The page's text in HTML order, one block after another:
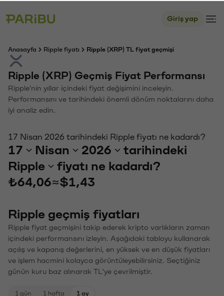
Giriş yap
Anasayfa Ripple fiyatı Ripple (XRP) TL fiyat geçmişi
Ripple (XRP) Geçmiş Fiyat Performansı
Ripple'nin yıllar içindeki fiyat değişimini inceleyin.
Performansını ve tarihindeki önemli dönüm noktalarını daha
iyi analiz edin.
17 Nisan 2026 tarihindeki Ripple fiyatı ne kadardı?
17 Nisan 2026
tarihindeki
Ripple
fiyatı ne kadardı?
₺64,06≈$1,43
Ripple geçmiş fiyatları
Ripple fiyat geçmişini takip ederek kripto varlıkların zaman
içindeki performansını izleyin. Aşağıdaki tabloyu kullanarak
açılış ve kapanış değerlerini, en yüksek ve en düşük fiyatları
ve işlem hacmini kolayca görüntüleyebilirsiniz. Seçtiğiniz
günün kuru baz alınarak TL'ye çevrilmiştir.
1 gün 1 hafta 1 ay